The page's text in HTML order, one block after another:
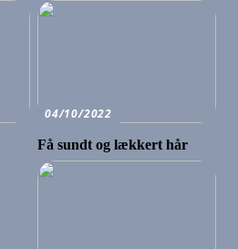
04/10/2022
Få sundt og lækkert hår